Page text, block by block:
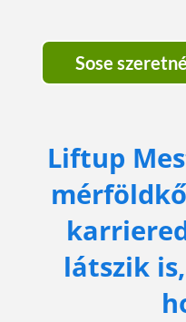
Sose
Liftup
látszik